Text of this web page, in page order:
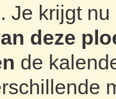
Je krijgt nu
deze
de